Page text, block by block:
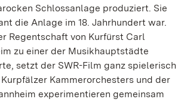
Schlossanlage produziert. Sie
die Anlage im 18. Jahrhundert war.
Regentschaft von Kurfürst Carl
zu einer der Musikhauptstädte
setzt der SWR-Film ganz spielerisch
Kammerorchesters und der
experimentieren gemeinsam